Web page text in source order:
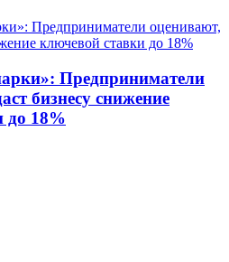
Предприниматели
бизнесу снижение
до 18%